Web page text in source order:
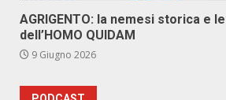
AGRIGENTO: la nemesi storica e
dell’HOMO QUIDAM
9 Giugno 2026